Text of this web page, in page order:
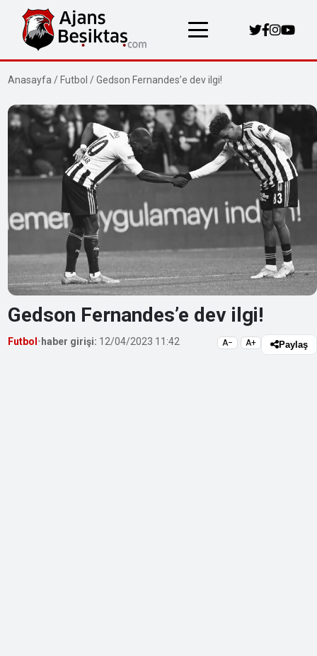
Anasayfa / Futbol /Gedson Fernandes’e dev ilgi!
Gedson Fernandes’e dev ilgi!
Futbol • haber girişi: 12/04/2023 11:42 A− A+ Paylaş